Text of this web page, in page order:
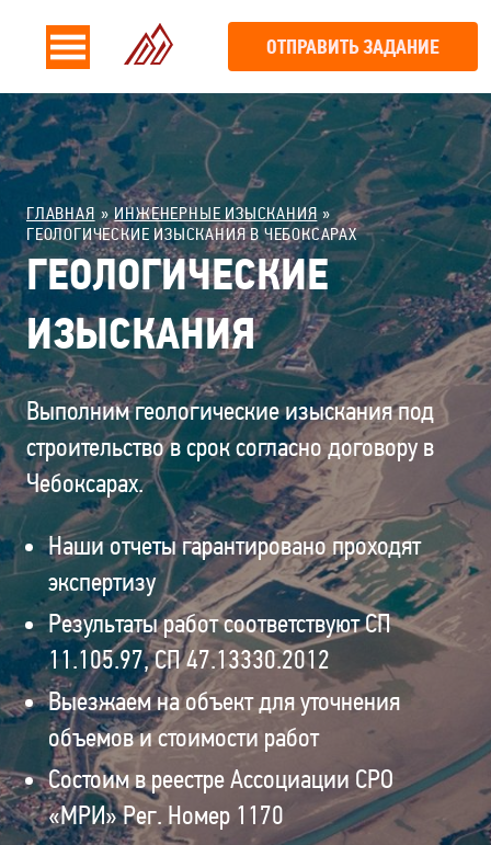
ОТПРАВИТЬ ЗАДАНИЕ
ГЛАВНАЯ
ИНЖЕНЕРНЫЕ ИЗЫСКАНИЯ
ГЕОЛОГИЧЕСКИЕ ИЗЫСКАНИЯ В ЧЕБОКСАРАХ
ГЕОЛОГИЧЕСКИЕ
ИЗЫСКАНИЯ
Выполним геологические изыскания под
строительство в срок согласно договору в
Чебоксарах.
Наши отчеты гарантировано проходят
экспертизу
Результаты работ соответствуют СП
11.105.97, СП 47.13330.2012
Выезжаем на объект для уточнения
объемов и стоимости работ
Состоим в реестре Ассоциации СРО
«МРИ» Рег. Номер 1170